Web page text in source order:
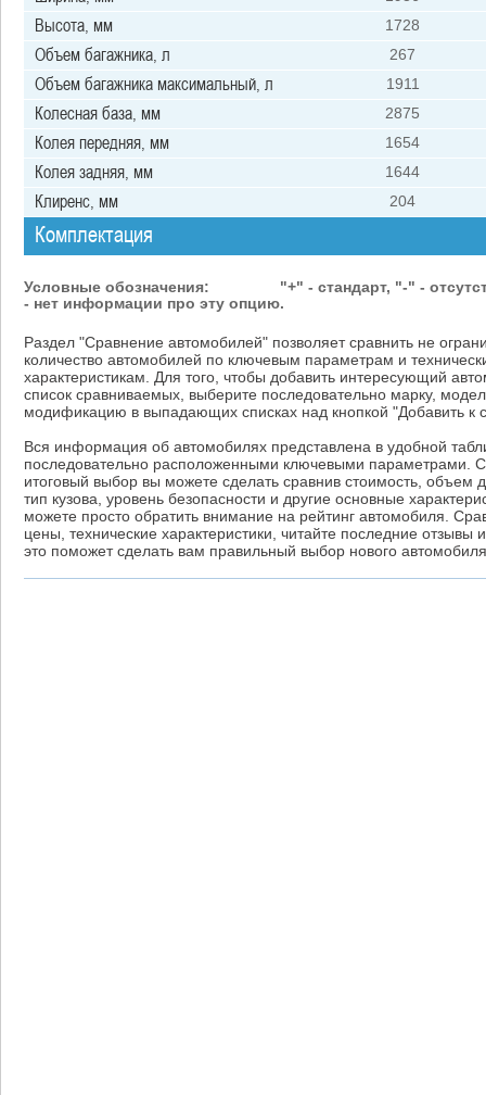
Высота, мм 1728
Объем багажника, л 267
Объем багажника максимальный, л 1911
Колесная база, мм 2875
Колея передняя, мм 1654
Колея задняя, мм 1644
Клиренс, мм 204
Комплектация
Условные обозначения:
"+" - стандарт, "-" -
- нет информации про эту опцию.
Раздел "Сравнение автомобилей" позволяет сравнить не
количество автомобилей по ключевым параметрам и
характеристикам. Для того, чтобы добавить интересующий
список сравниваемых, выберите последовательно марку,
модификацию в выпадающих списках над кнопкой "Добавить к
Вся информация об автомобилях представлена в удобной
последовательно расположенными ключевыми параметрами.
итоговый выбор вы можете сделать сравнив стоимость, объем
тип кузова, уровень безопасности и другие основные
можете просто обратить внимание на рейтинг автомобиля.
цены, технические характеристики, читайте последние отзывы
это поможет сделать вам правильный выбор нового